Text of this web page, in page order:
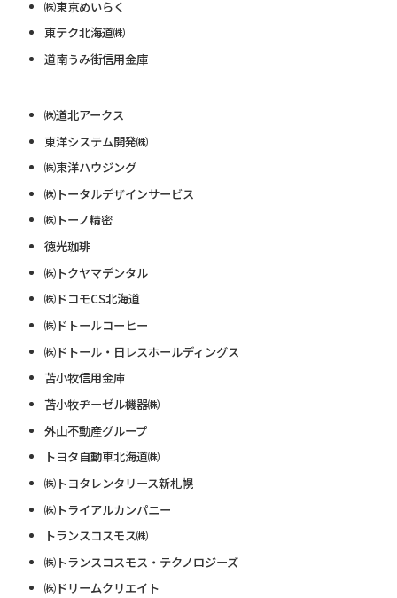
㈱東京めいらく
東テク北海道㈱
道南うみ街信用金庫
㈱道北アークス
東洋システム開発㈱
㈱東洋ハウジング
㈱トータルデザインサービス
㈱トーノ精密
徳光珈琲
㈱トクヤマデンタル
㈱ドコモCS北海道
㈱ドトールコーヒー
㈱ドトール・日レスホールディングス
苫小牧信用金庫
苫小牧ヂーゼル機器㈱
外山不動産グループ
トヨタ自動車北海道㈱
㈱トヨタレンタリース新札幌
㈱トライアルカンパニー
トランスコスモス㈱
㈱トランスコスモス・テクノロジーズ
㈱ドリームクリエイト